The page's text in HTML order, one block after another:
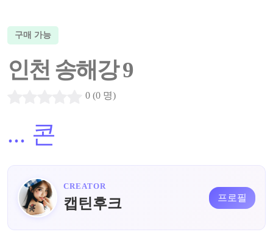
구매 가능
인천 송해강 9
0 (0 명)
... 콘
CREATOR
캡틴후크 프로필